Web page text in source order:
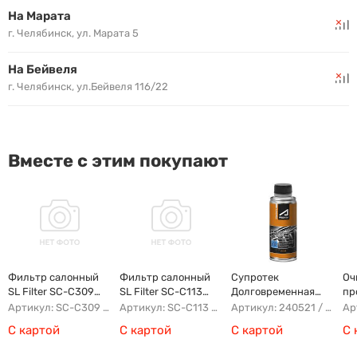
На Марата
г. Челябинск, ул. Марата 5
На Бейвеля
г. Челябинск, ул.Бейвеля 116/22
Вместе с этим покупают
Фильтр салонный
SL Filter SC-C309
(AG854CF)
Артикул: SC-C309 AG854CF 8022021300 8025530000 AFW2992
С картой
Фильтр салонный
SL Filter SC-C113
(AG779CF)
Артикул: SC-C113 AFW1107 8104400XKZ96A AG779CF
С картой
Супротек
Долговременная
Промывка
Артикул: 240521 / 122929
С картой С